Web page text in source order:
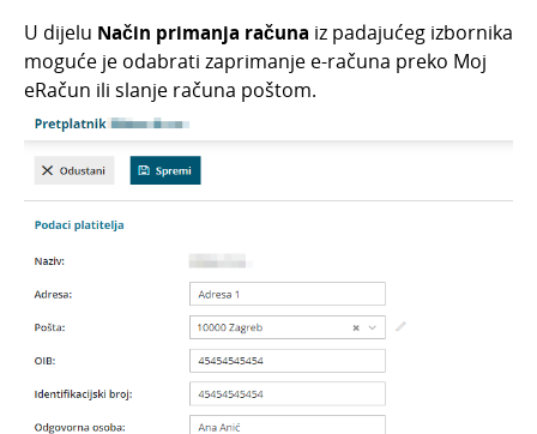
Studeni 2021.
Listopad 2021.
Lipanj 2021.
Svibanj 2021.
Dorade
Plaće - odvojene neoporezive vrste isplate
Nazivi stranica / modula u tabovima
Rekapitulacija izlaznih računa - ispis za
određeno razdoblje
Prodaja u maloprodaji iz zaliha
veleprodaje - dodatno skladište
U dijelu Način primanja računa iz padajućeg izbornika
moguće je odabrati zaprimanje e-računa preko Moj
eRačun ili slanje računa poštom.